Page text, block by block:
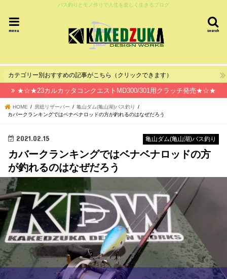
バス釣りとモノ作りで人生を楽しく生きるブログ
search
menu
カテゴリー別おすすめの記事がこちら（クリックできます）
★☆★23カルカッタコンクエストMD300/301用クラッチ発売★☆★
HOME 房総リザーバー
亀山ダム(亀山湖)バス釣り
カバークランキングではベナベナロッドの方が釣れるのはなぜだろう
亀山ダム(亀山湖)バス釣り
2021.02.15
カバークランキングではベナベナロッドの方
が釣れるのはなぜだろう